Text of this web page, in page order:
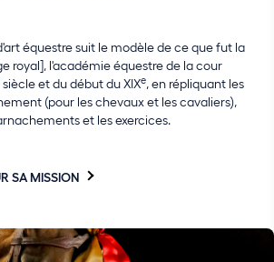
équestre suit le modèle de ce que fut la
royal], l'académie équestre de la cour
siècle et du début du XIXe, en répliquant les
(pour les chevaux et les cavaliers),
et les exercices.
SA MISSION